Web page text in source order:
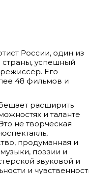
России, один из
страны, успешный
Его
48 фильмов и
расширить
и таланте
не творческая
продуманная и
поэзии и
звуковой и
и
Реклама: +7 (931) 107 50 00,
Рокоссовского, 16/18, пом. I,
номер и дата принятия
июля 2020 года,
в сфере связи,
(Роскомнадзор).
Пресса". Главный
«CC 4.0» доступны по
«Attribution-ShareAlike»
4.0 Всемирная
материалов необходимо
персональных